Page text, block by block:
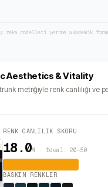
zeka modelleri yerine akademik
Aesthetics & Vitality
metriğiyle renk canlılığı ve
RENK CANLILIK SKORU
18.0M · İdeal: 20–50
BASKIN RENKLER